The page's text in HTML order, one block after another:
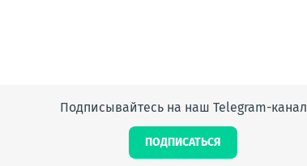
Подписывайтесь на наш Telegram-канал
ПОДПИСАТЬСЯ